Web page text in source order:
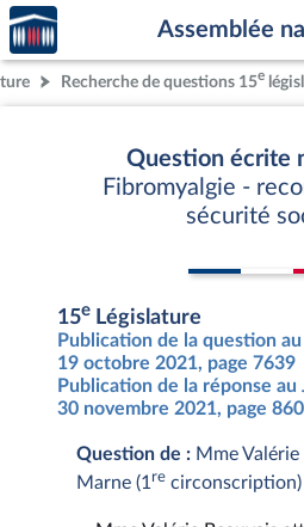
Aller au contenu
Aller en bas de la page
Accèder
à la
page
d'accueil
Assemblée
Recherche de questions 15e
Question écrite
Fibromyalgie -
sécurité
15e Législature
Publication de la question
19 octobre 2021, page 7639
Publication de la réponse
30 novembre 2021, page
Question de : Mme Valérie
Marne (1 re circonscription)